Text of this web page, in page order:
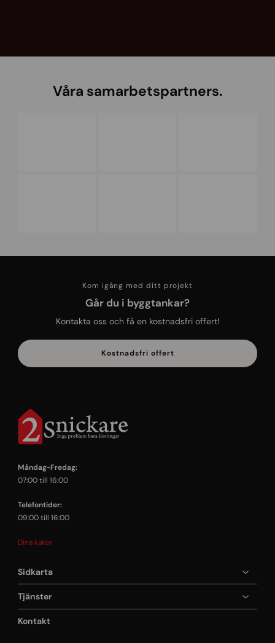
Våra samarbetspartners.
Kom igång med ditt projekt
Går du i byggtankar?
Kontakta oss och få en kostnadsfri offert!
Kostnadsfri offert
Måndag-Fredag:
07:00 till 16:00
Telefontider:
09:00 till 16:00
Dina kakor
Sidkarta
Tjänster
Kontakt